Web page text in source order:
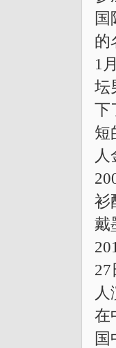
国
的
1
坛
下
短
衫
戴
在
国